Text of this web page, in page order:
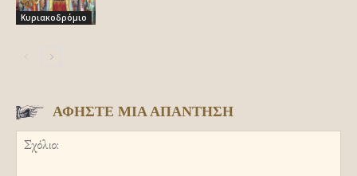
Κυριακοδρόμιο
ΑΦΗΣΤΕ ΜΙΑ ΑΠΑΝΤΗΣΗ